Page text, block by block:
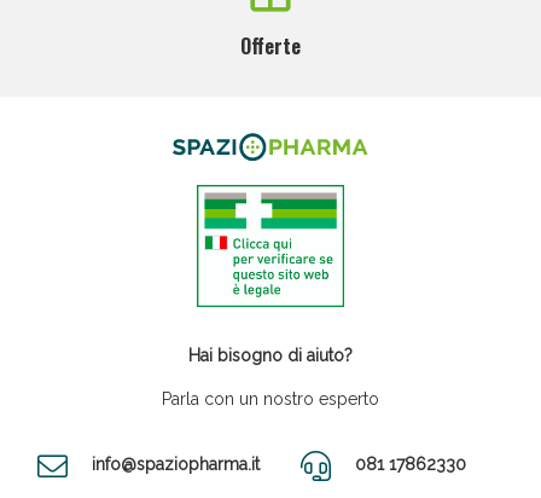
Offerte
Hai bisogno di aiuto?
Parla con un nostro esperto
info@spaziopharma.it 081 17862330